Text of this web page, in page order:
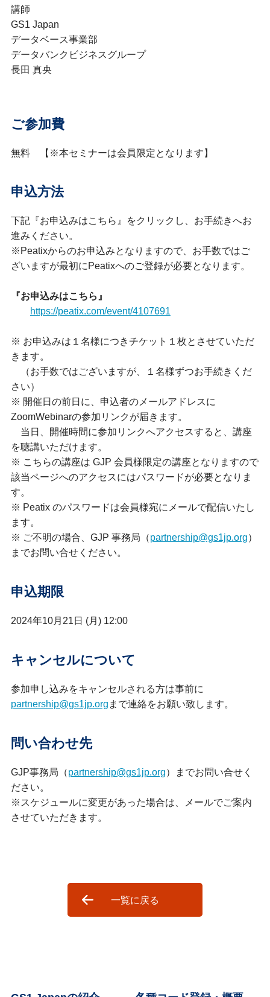
講師
GS1 Japan
データベース事業部
データバンクビジネスグループ
長田 真央
ご参加費
無料 【※本セミナーは会員限定となります】
申込方法
下記『お申込みはこちら』をクリックし、お手続きへお
進みください。
※Peatixからのお申込みとなりますので、お手数ではご
ざいますが最初にPeatixへのご登録が必要となります。
『お申込みはこちら』
https://peatix.com/event/4107691
※ お申込みは１名様につきチケット１枚とさせていただ
きます。
（お手数ではございますが、１名様ずつお手続きくだ
さい）
※ 開催日の前日に、申込者のメールアドレスに
ZoomWebinarの参加リンクが届きます。
当日、開催時間に参加リンクへアクセスすると、講座
を聴講いただけます。
※ こちらの講座は GJP 会員様限定の講座となりますので
該当ページへのアクセスにはパスワードが必要となりま
す。
※ Peatix のパスワードは会員様宛にメールで配信いたし
ます。
※ ご不明の場合、GJP 事務局（partnership@gs1jp.org）
までお問い合せください。
申込期限
2024年10月21日 (月) 12:00
キャンセルについて
参加申し込みをキャンセルされる方は事前に
partnership@gs1jp.org まで連絡をお願い致します。
問い合わせ先
GJP事務局（partnership@gs1jp.org）までお問い合せく
ださい。
※スケジュールに変更があった場合は、メールでご案内
させていただきます。
一覧に戻る